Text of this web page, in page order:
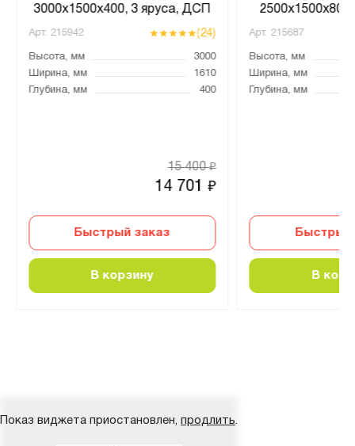
3000х1500х400, 3 яруса, ДСП
Арт. 215942 (24)
Высота, мм
3000
Ширина, мм
1610
Глубина, мм
400
14 701₽
15 400₽
Быстрый заказ
В корзину
Арт. 215687
Высота, мм
Ширина, мм
Глубина, мм
Быстрый
В
Показ виджета приостановлен, продлить.